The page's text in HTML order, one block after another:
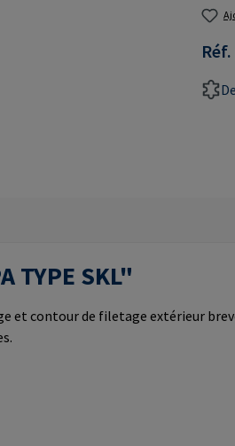
TYPE SKL"
et contour de filetage extérieur